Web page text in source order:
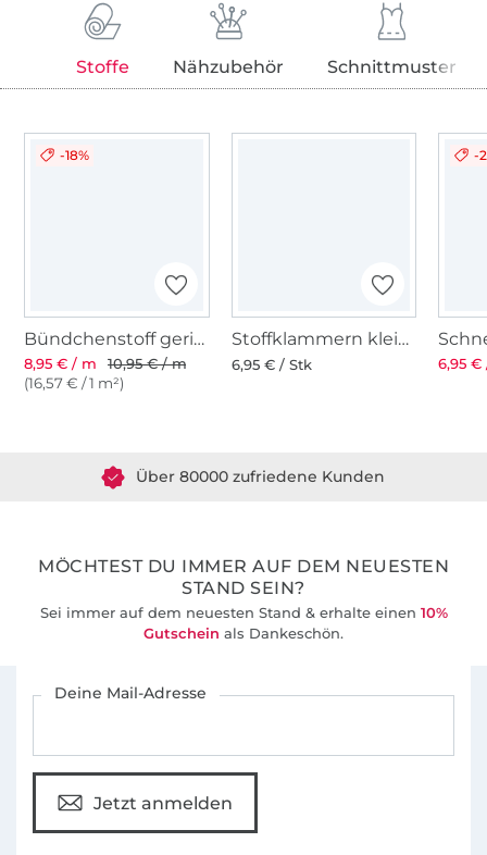
Stoffe Nähzubehör Schnittmuster
-18%
Bündchenstoff gerippt khaki
8,95 € / m
10,95 € / m
(16,57 € / 1 m²)
Stoffklammern klein 20 Stk., bunt
6,95 € / Stk
-
6,95 €
MÖCHTEST DU IMMER AUF DEM NEUESTEN
STAND SEIN?
Sei immer auf dem neuesten Stand & erhalte einen 10%
Gutschein als Dankeschön.
Deine Mail-Adresse
Jetzt anmelden